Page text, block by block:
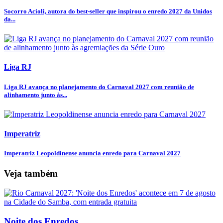
Socorro Acioli, autora do best-seller que inspirou o enredo 2027 da Unidos
da...
Liga RJ
Liga RJ avança no planejamento do Carnaval 2027 com reunião de
alinhamento junto às...
Imperatriz
Imperatriz Leopoldinense anuncia enredo para Carnaval 2027
Veja também